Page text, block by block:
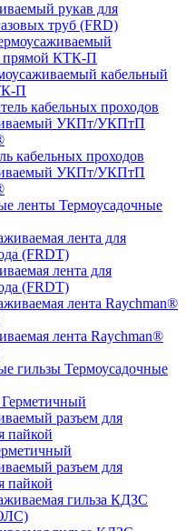
рукав для
труб (FRD)
кабельный
П
кабельных проходов
УКПт/УКПтП
Термоусадочные
лента для
(FRDT)
лента Raychman®
Термоусадочные
разъем для
пайкой